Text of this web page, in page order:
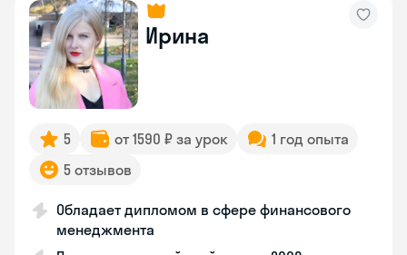
Ирина
5 от 1590 ₽ за урок
1 год опыта
5 отзывов
Обладает дипломом в сфере финансового
менеджмента